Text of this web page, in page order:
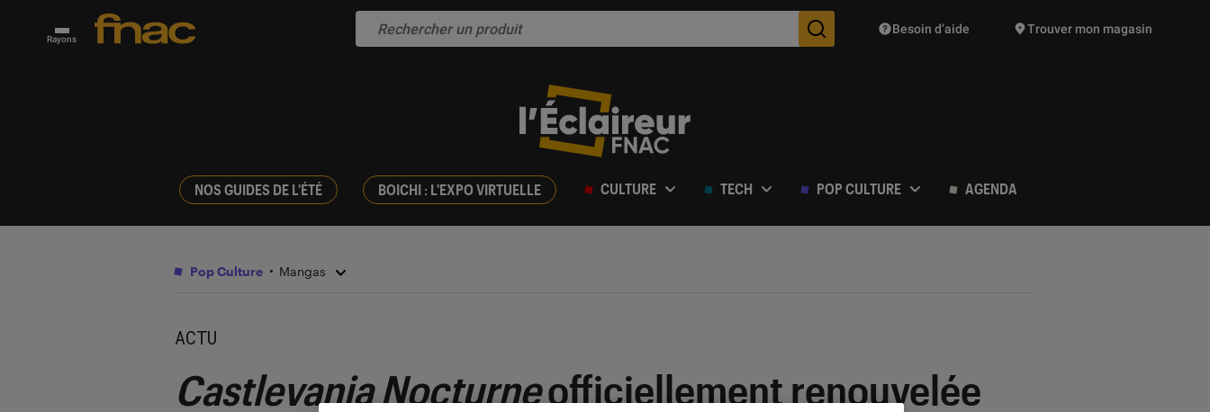
Rayons Des suggestions de produits vont vous être proposées
Besoin d’aide Trouver mon magasin
NOS GUIDES DE L'ÉTÉ BOICHI : L'EXPO VIRTUELLE CULTURE TECH POP CULTURE AGENDA
Pop Culture Mangas
ACTU
Castlevania Nocturneofficiellement renouvelée